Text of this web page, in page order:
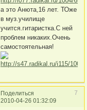
а это Анюта,16 лет. ТОже
в муз.училище
учится.гитаристка.С ней
проблем никаких.Очень
самостоятельная!
Поделиться
7
2010-04-26 01:32:09